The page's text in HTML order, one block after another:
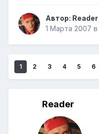
Автор: Reader
1 Марта 2007 в
1 2 3 4 5 6
Reader